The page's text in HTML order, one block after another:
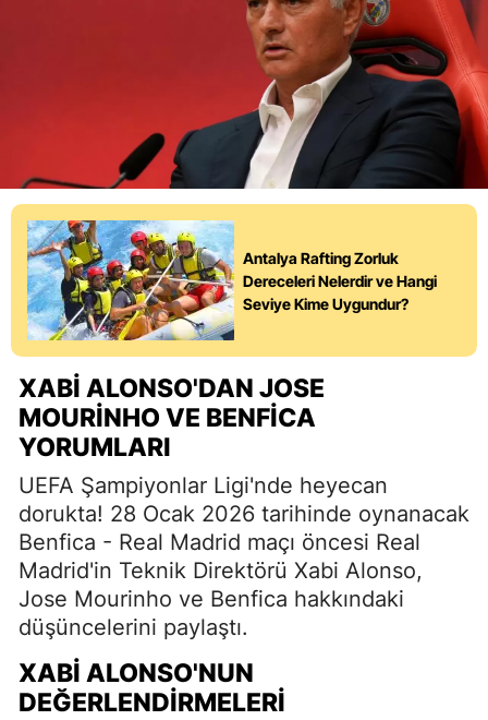
Antalya Rafting Zorluk
Dereceleri Nelerdir ve Hangi
Seviye Kime Uygundur?
XABI ALONSO'DAN JOSE
MOURINHO VE BENFICA
YORUMLARI
UEFA Şampiyonlar Ligi'nde heyecan
dorukta! 28 Ocak 2026 tarihinde oynanacak
Benfica - Real Madrid maçı öncesi Real
Madrid'in Teknik Direktörü Xabi Alonso,
Jose Mourinho ve Benfica hakkındaki
düşüncelerini paylaştı.
XABI ALONSO'NUN
DEĞERLENDIRMELERI